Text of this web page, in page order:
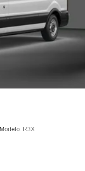
Modelo: R3X